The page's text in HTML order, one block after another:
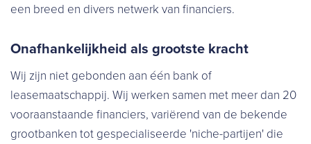
een breed en divers netwerk van financiers.
Onafhankelijkheid als grootste kracht
Wij zijn niet gebonden aan één bank of
leasemaatschappij. Wij werken samen met meer dan 20
vooraanstaande financiers, variërend van de bekende
grootbanken tot gespecialiseerde 'niche-partijen' die